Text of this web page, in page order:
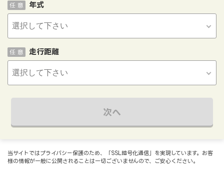
年式
任 意
走行距離
任 意
次へ
当サイトではプライバシー保護のため、「SSL暗号化通信」を実現しています。お客
様の情報が一般に公開されることは一切ございませんので、ご安心ください。